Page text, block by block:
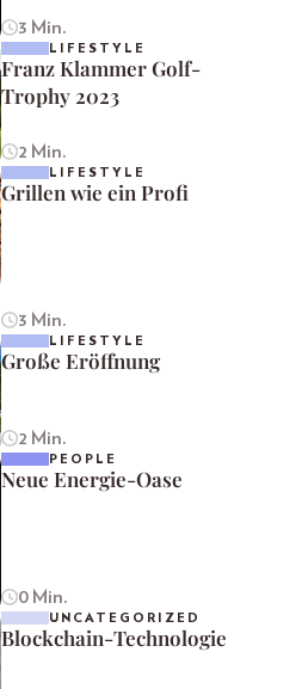
3 Min.
LIFESTYLE
Franz Klammer Golf-
Trophy 2023
2 Min.
LIFESTYLE
Grillen wie ein Profi
3 Min.
LIFESTYLE
Große Eröffnung
2 Min.
PEOPLE
Neue Energie-Oase
0 Min.
UNCATEGORIZED
Blockchain-Technologie